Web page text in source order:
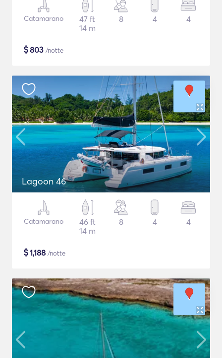
Catamarano
47 ft
14 m
8 4 4
$803 /notte
Lagoon 46
Catamarano
46 ft
14 m
8 4 4
$1,188 /notte